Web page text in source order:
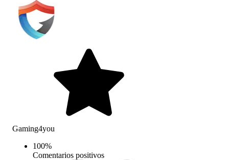
Gaming4you
100%
Comentarios positivos